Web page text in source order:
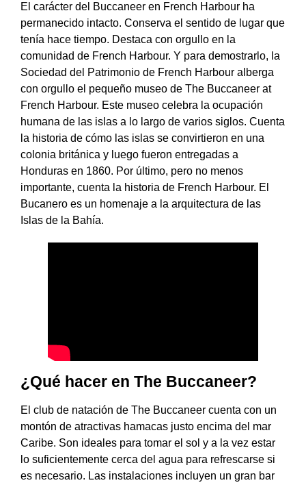
El carácter del Buccaneer en French Harbour ha
permanecido intacto. Conserva el sentido de lugar que
tenía hace tiempo. Destaca con orgullo en la
comunidad de French Harbour. Y para demostrarlo, la
Sociedad del Patrimonio de French Harbour alberga
con orgullo el pequeño museo de The Buccaneer at
French Harbour. Este museo celebra la ocupación
humana de las islas a lo largo de varios siglos. Cuenta
la historia de cómo las islas se convirtieron en una
colonia británica y luego fueron entregadas a
Honduras en 1860. Por último, pero no menos
importante, cuenta la historia de French Harbour. El
Bucanero es un homenaje a la arquitectura de las
Islas de la Bahía.
¿Qué hacer en The Buccaneer?
El club de natación de The Buccaneer cuenta con un
montón de atractivas hamacas justo encima del mar
Caribe. Son ideales para tomar el sol y a la vez estar
lo suficientemente cerca del agua para refrescarse si
es necesario. Las instalaciones incluyen un gran bar